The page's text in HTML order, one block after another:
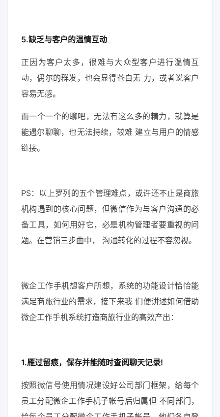
5.缺乏与客户的温情互动
正因为客户太多，很难与大众型客户进行温情互
动，偶尔的群发，也会显得苍白无 力，或者说客户
容易无感。
而一个一个的聊吧，无法有这么多的精力，就算是
能遇尔聊聊，也无法持续，较难 建立与用户的情感
链接。
PS：以上罗列的五个管理难点，或许还不止是商旅
机构遇到的核心问题，但微信作为与客户沟通的必
备工具，如何用好它，必是机构管理者要重视的问
题。在营销三步曲中， 沟通转化的过程不容忽视。
微企工作手机想客户所想，系统的功能设计恰恰能
满足商旅行业的需求，接下来我 们便讲述如何借助
微企工作手机系统打造商旅行业的高效产出：
1.雁过留痕，保存并能随时查阅聊天记录!
按照微信号使用情况建设好公司部门框架，给每个
员工分配微企工作手机子帐号后归属但 不同部门，